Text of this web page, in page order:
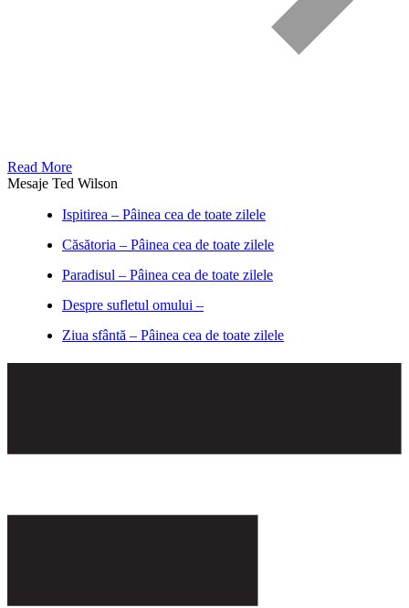
Read More
Mesaje Ted Wilson
Ispitirea – Pâinea cea de toate zilele
Căsătoria – Pâinea cea de toate zilele
Paradisul – Pâinea cea de toate zilele
Despre sufletul omului –
Ziua sfântă – Pâinea cea de toate zilele